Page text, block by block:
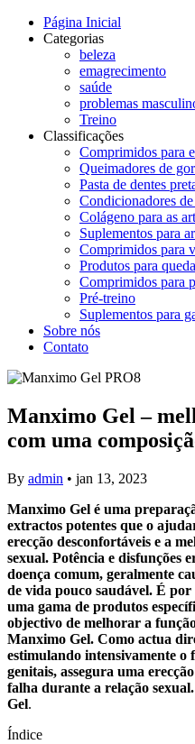
Página Inicial
Categorias
beleza
emagrecimento
saúde
problemas
Treino
Classificações
Comprimidos para
Queimadores de
Pasta de dentes
Condicionadores de
Colágeno para as
Suplementos para
Comprimidos para
Produtos para
Comprimidos para
Pré-treino
Suplementos para
Sobre nós
Contato
Manximo Gel –
com uma
By admin • jan 13, 2023
Manximo Gel é uma
extractos potentes que o
erecção desconfortáveis e a
sexual. Potência e disfunções
doença comum, geralmente
de vida pouco saudável. É
uma gama de produtos
objectivo de melhorar a
Manximo Gel. Como actua
estimulando intensivamente o
genitais, assegura uma
falha durante a relação sexual.
Gel.
Índice